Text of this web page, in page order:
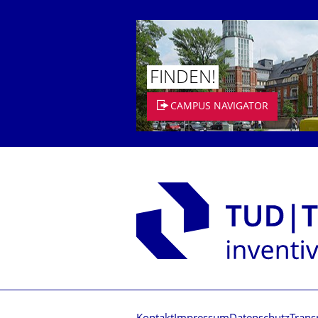
FINDEN!
CAMPUS NAVIGATOR